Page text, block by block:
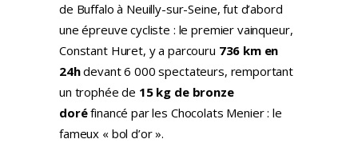
de Buffalo à Neuilly-sur-Seine, fut d’abord
une épreuve cycliste : le premier vainqueur,
Constant Huret, y a parcouru 736 km en
24hdevant 6 000 spectateurs, remportant
un trophée de 15 kg de bronze
doréfinancé par les Chocolats Menier : le
fameux « bol d’or ».